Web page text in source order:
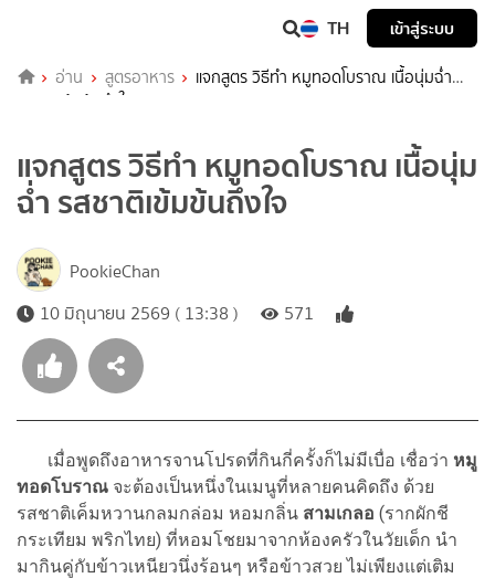
TH เข้าสู่ระบบ
อ่าน สูตรอาหาร
แจกสูตร วิธีทำ หมูทอดโบราณ เนื้อนุ่มฉ่ำ
รสชาติเข้มข้นถึงใจ
แจกสูตร วิธีทำ หมูทอดโบราณ เนื้อนุ่ม
ฉ่ำ รสชาติเข้มข้นถึงใจ
PookieChan
10 มิถุนายน 2569 ( 13:38 )
571
เมื่อพูดถึงอาหารจานโปรดที่กินกี่ครั้งก็ไม่มีเบื่อ เชื่อว่า หมู
ทอดโบราณ จะต้องเป็นหนึ่งในเมนูที่หลายคนคิดถึง ด้วย
รสชาติเค็มหวานกลมกล่อม หอมกลิ่น สามเกลอ (รากผักชี
กระเทียม พริกไทย) ที่หอมโชยมาจากห้องครัวในวัยเด็ก นำ
มากินคู่กับข้าวเหนียวนึ่งร้อนๆ หรือข้าวสวย ไม่เพียงแต่เติม